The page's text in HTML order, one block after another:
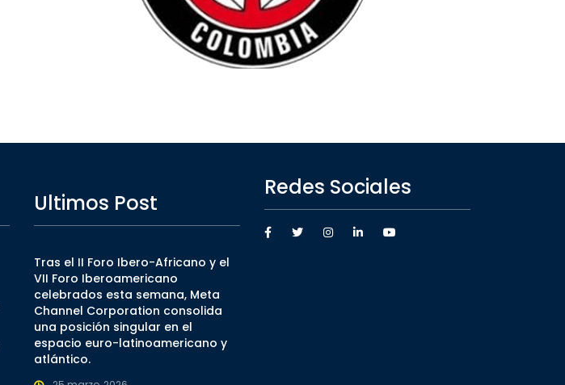
Ultimos Post
Tras el II Foro Ibero-Africano y el
VII Foro Iberoamericano
celebrados esta semana, Meta
Channel Corporation consolida
una posición singular en el
espacio euro-latinoamericano y
atlántico.
Redes Sociales